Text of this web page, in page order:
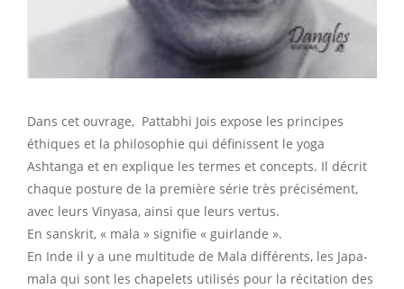
Dans cet ouvrage, Pattabhi Jois expose les principes
éthiques et la philosophie qui définissent le yoga
Ashtanga et en explique les termes et concepts. Il décrit
chaque posture de la première série très précisément,
avec leurs Vinyasa, ainsi que leurs vertus.
En sanskrit, « mala » signifie « guirlande ».
En Inde il y a une multitude de Mala différents, les Japa-
mala qui sont les chapelets utilisés pour la récitation des